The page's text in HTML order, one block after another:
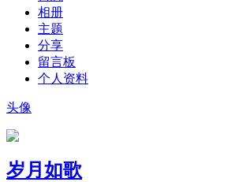
相册
主题
分享
留言板
个人资料
头像
岁月如歌